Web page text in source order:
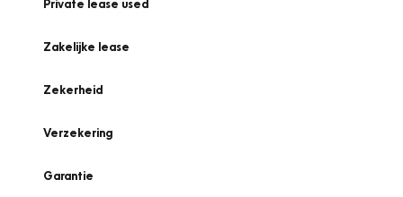
Private lease used
Zakelijke lease
Zekerheid
Verzekering
Garantie